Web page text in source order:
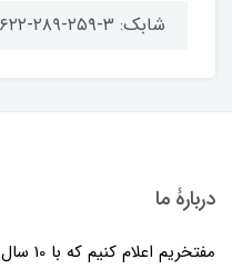
شابک: ۳-۲۵۹-۲۸۹-۶۲۲-۹۷۸
دربارۀ ما